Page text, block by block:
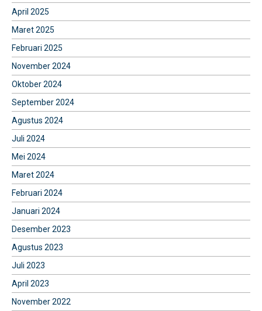
April 2025
Maret 2025
Februari 2025
November 2024
Oktober 2024
September 2024
Agustus 2024
Juli 2024
Mei 2024
Maret 2024
Februari 2024
Januari 2024
Desember 2023
Agustus 2023
Juli 2023
April 2023
November 2022